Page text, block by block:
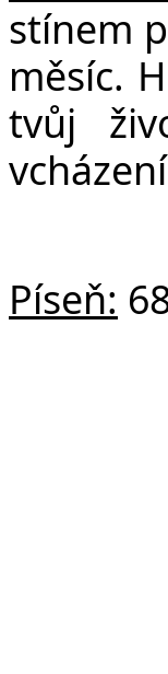
stínem
měsíc.
tvůj
Píseň: